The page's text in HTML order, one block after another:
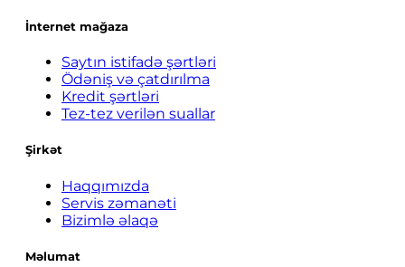
İnternet mağaza
Saytın istifadə şərtləri
Ödəniş və çatdırılma
Kredit şərtləri
Tez-tez verilən suallar
Şirkət
Haqqımızda
Servis zəmanəti
Bizimlə əlaqə
Məlumat